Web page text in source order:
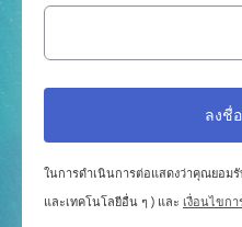
ในการดำเนินการต่อแสดงว่าคุณยอม
และเทคโนโลยีอื่น ๆ ) และ เงื่อนไขก